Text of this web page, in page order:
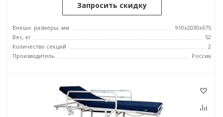
Запросить скидку
Внешн. размеры, мм
910x2030x675
Вес, кг
52
Количество секций
2
Производитель
Россия